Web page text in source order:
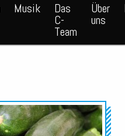
Musik Das
C-
Team
Über
uns
Audio-
Player